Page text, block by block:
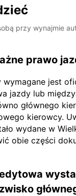
przy wynajmie
prawo
jest
jazdy lub
głównego
kierowcy.
wydane w
obie części